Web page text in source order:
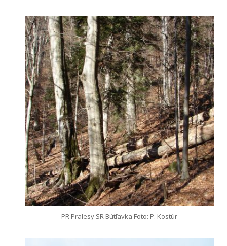
PR Pralesy SR Bútľavka Foto: P. Kostúr